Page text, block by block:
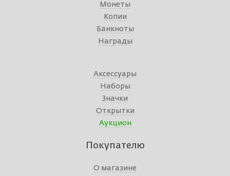
Монеты
Копии
Банкноты
Награды
Аксессуары
Наборы
Значки
Открытки
Аукцион
Покупателю
О магазине